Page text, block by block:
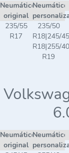
Neumático
original
Neumático
235/55
R17
235/50
R18|245/45
R18|255/40
R19
Neumático
original
Neumático